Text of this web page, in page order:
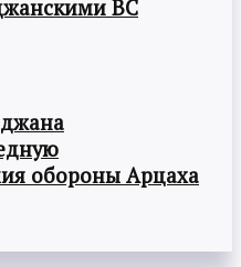
ВС
обороны Арцаха